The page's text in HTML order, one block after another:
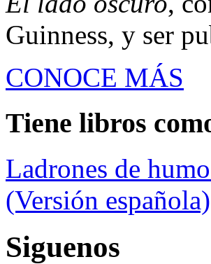
Guinness, y ser
CONOCE MÁS
Tiene libros
Ladrones de
(Versión española)
Siguenos